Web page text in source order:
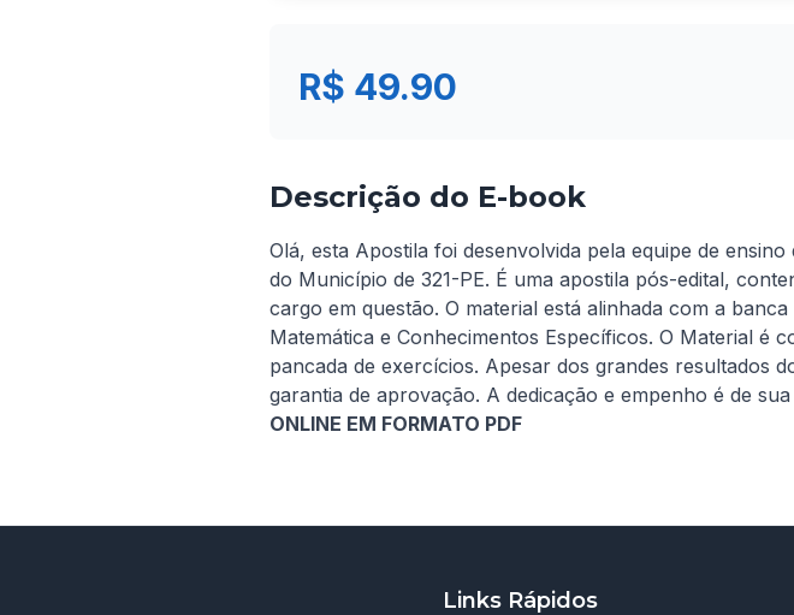
R$ 49.90
Descrição do E-book
Olá, esta Apostila foi desenvolvida pela equipe de
do Município de 321-PE. É uma apostila pós-edital,
cargo em questão. O material está alinhada com a
Matemática e Conhecimentos Específicos. O Material é
pancada de exercícios. Apesar dos grandes resultados
garantia de aprovação. A dedicação e empenho é de
ONLINE EM FORMATO PDF
Links Rápidos